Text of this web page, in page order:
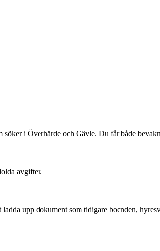
i Överhärde och Gävle. Du får både
avgifter.
upp dokument som tidigare boenden,